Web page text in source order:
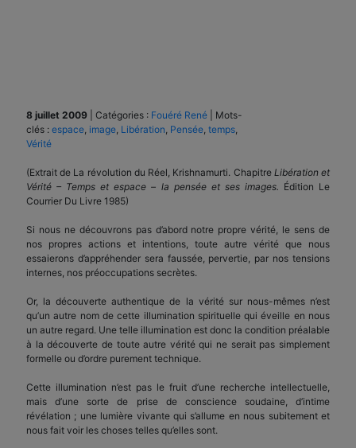
8 juillet 2009 Catégories : Fouéré René
Mots-
clés : espace image Libération Pensée temps
Vérité
(Extrait de La révolution du Réel, Krishnamurti. Chapitre Libération et
Vérité – Temps et espace – la pensée et ses images. Édition Le
Courrier Du Livre 1985)
Si nous ne découvrons pas d’abord notre propre vérité, le sens de
nos propres actions et intentions, toute autre vérité que nous
essaierons d’appréhender sera faussée, pervertie, par nos tensions
internes, nos préoccupations secrètes.
Or, la découverte authentique de la vérité sur nous-mêmes n’est
qu’un autre nom de cette illumination spirituelle qui éveille en nous
un autre regard. Une telle illumination est donc la condition préalable
à la découverte de toute autre vérité qui ne serait pas simplement
formelle ou d’ordre purement technique.
Cette illumination n’est pas le fruit d’une recherche intellectuelle,
mais d’une sorte de prise de conscience soudaine, d’intime
révélation ; une lumière vivante qui s’allume en nous subitement et
nous fait voir les choses telles qu’elles sont.